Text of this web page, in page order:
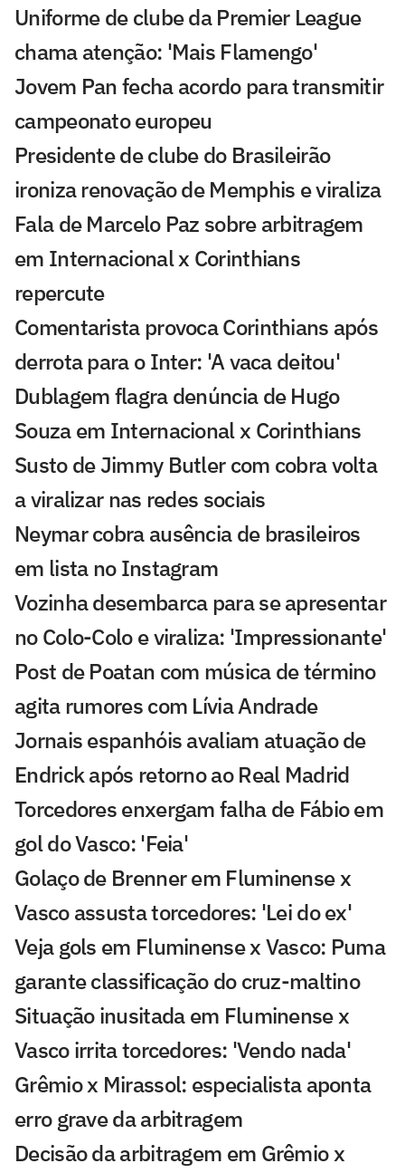
Uniforme de clube da Premier League
chama atenção: 'Mais Flamengo'
Jovem Pan fecha acordo para transmitir
campeonato europeu
Presidente de clube do Brasileirão
ironiza renovação de Memphis e viraliza
Fala de Marcelo Paz sobre arbitragem
em Internacional x Corinthians
repercute
Comentarista provoca Corinthians após
derrota para o Inter: 'A vaca deitou'
Dublagem flagra denúncia de Hugo
Souza em Internacional x Corinthians
Susto de Jimmy Butler com cobra volta
a viralizar nas redes sociais
Neymar cobra ausência de brasileiros
em lista no Instagram
Vozinha desembarca para se apresentar
no Colo-Colo e viraliza: 'Impressionante'
Post de Poatan com música de término
agita rumores com Lívia Andrade
Jornais espanhóis avaliam atuação de
Endrick após retorno ao Real Madrid
Torcedores enxergam falha de Fábio em
gol do Vasco: 'Feia'
Golaço de Brenner em Fluminense x
Vasco assusta torcedores: 'Lei do ex'
Veja gols em Fluminense x Vasco: Puma
garante classificação do cruz-maltino
Situação inusitada em Fluminense x
Vasco irrita torcedores: 'Vendo nada'
Grêmio x Mirassol: especialista aponta
erro grave da arbitragem
Decisão da arbitragem em Grêmio x